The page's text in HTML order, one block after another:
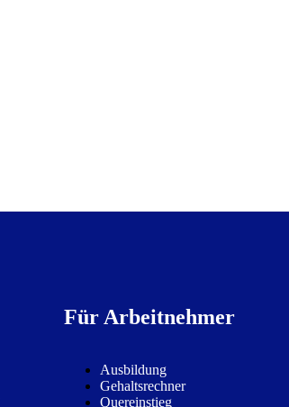
Für Arbeitnehmer
Ausbildung
Gehaltsrechner
Quereinstieg